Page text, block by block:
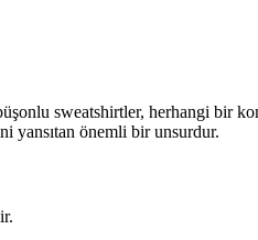
sweatshirtler, herhangi bir
yansıtan önemli bir unsurdur.